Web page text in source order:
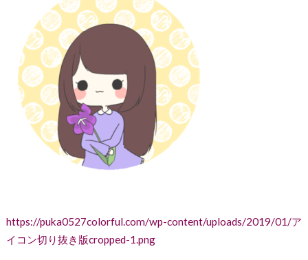
https://puka0527colorful.com/wp-content/uploads/2019/01/ア
イコン切り抜き版cropped-1.png